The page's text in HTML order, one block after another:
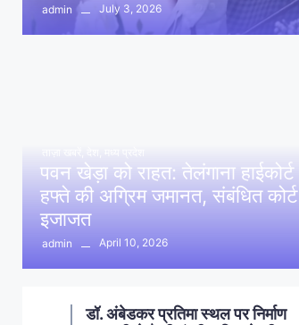
admin July 3, 2026
पवन खेड़ा को राहत: तेलंगाना
हफ्ते की अग्रिम जमानत, संबंधित
इजाजत
admin April 10, 2026
आमला में 10 करोड़ नशा मुक्ति